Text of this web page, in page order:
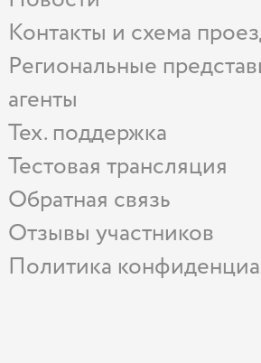
Контакты и схема
Региональные
агенты
Тех. поддержка
Тестовая трансляция
Обратная связь
Отзывы участников
Политика